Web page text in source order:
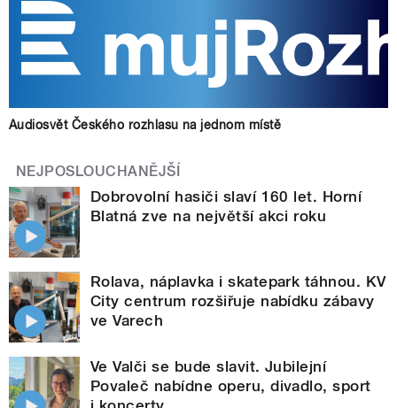
Audiosvět Českého rozhlasu na jednom místě
NEJPOSLOUCHANĚJŠÍ
Dobrovolní hasiči slaví 160 let. Horní
Blatná zve na největší akci roku
Rolava, náplavka i skatepark táhnou. KV
City centrum rozšiřuje nabídku zábavy
ve Varech
Ve Valči se bude slavit. Jubilejní
Povaleč nabídne operu, divadlo, sport